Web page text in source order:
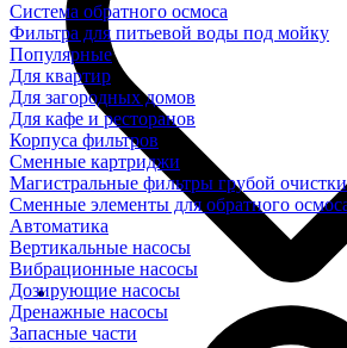
Система обратного осмоса
Фильтра для питьевой воды под мойку
Популярные
Для квартир
Для загородных домов
Для кафе и ресторанов
Корпуса фильтров
Сменные картриджи
Магистральные фильтры грубой очистки
Сменные элементы для обратного
Автоматика
Вертикальные насосы
Вибрационные насосы
Дозирующие насосы
Дренажные насосы
Запасные части